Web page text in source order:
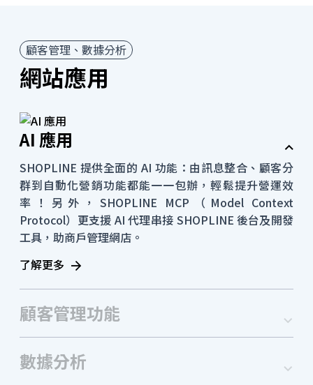
顧客管理、數據分析
網站應用
AI 應用
SHOPLINE 提供全面的 AI 功能：由訊息整合、顧客分
群到自動化營銷功能都能一一包辦，輕鬆提升營運效
率！另外，SHOPLINE MCP（Model Context
Protocol）更支援 AI 代理串接 SHOPLINE 後台及開發
工具，助商戶管理網店。
了解更多
顧客管理功能
數據分析